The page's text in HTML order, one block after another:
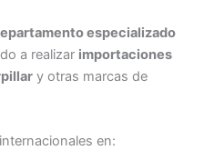
especializado
a realizar importaciones
y otras marcas de
en: